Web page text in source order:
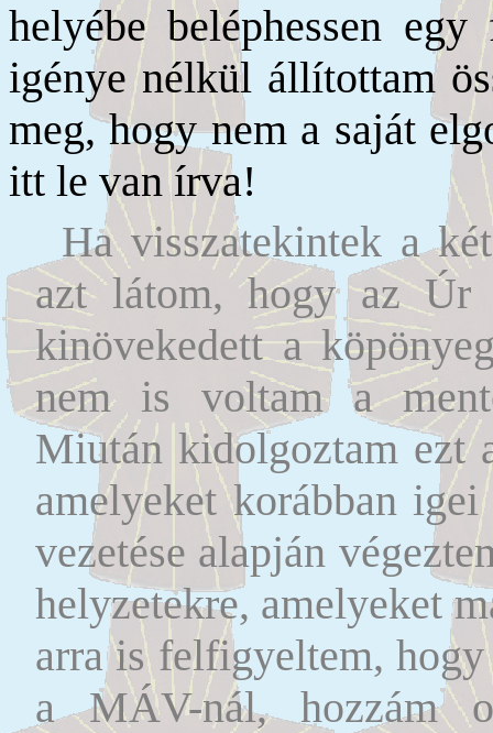
helyébe beléphessen
igénye nélkül állítottam
meg, hogy nem a saját
itt le van írva!
Ha visszatekintek a
azt látom, hogy az Úr
kinövekedett a
nem is voltam a
Miután kidolgoztam ezt
amelyeket korábban
vezetése alapján
helyzetekre, amelyeket
arra is felfigyeltem,
a MÁV-nál, hozzám